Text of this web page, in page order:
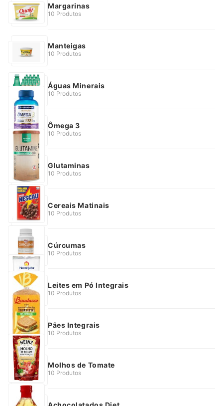
Margarinas
10 Produtos
Manteigas
10 Produtos
Águas Minerais
10 Produtos
Ômega 3
10 Produtos
Glutaminas
10 Produtos
Cereais Matinais
10 Produtos
Cúrcumas
10 Produtos
Leites em Pó Integrais
10 Produtos
Pães Integrais
10 Produtos
Molhos de Tomate
10 Produtos